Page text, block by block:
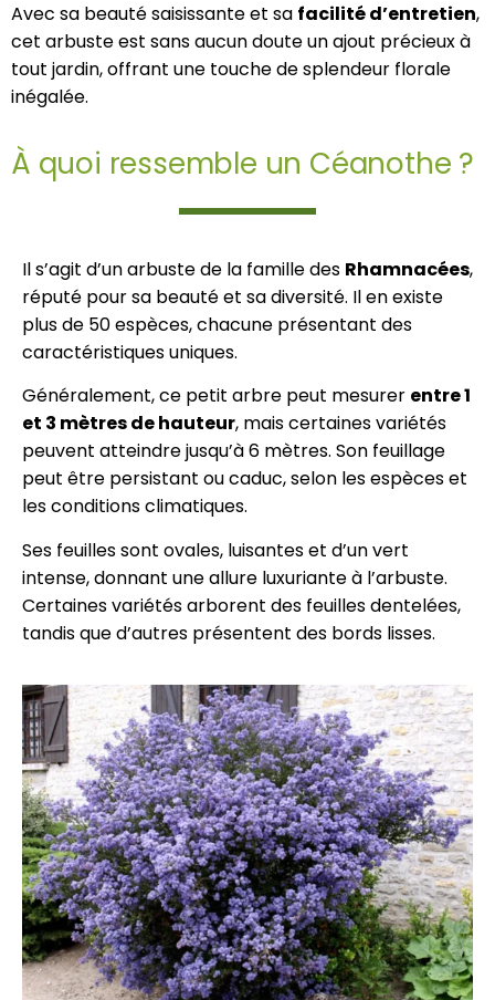
Avec sa beauté saisissante et sa facilité d’entretien,
cet arbuste est sans aucun doute un ajout précieux à
tout jardin, offrant une touche de splendeur florale
inégalée.
À quoi ressemble un Céanothe ?
Il s’agit d’un arbuste de la famille des Rhamnacées,
réputé pour sa beauté et sa diversité. Il en existe
plus de 50 espèces, chacune présentant des
caractéristiques uniques.
Généralement, ce petit arbre peut mesurer entre 1
et 3 mètres de hauteur, mais certaines variétés
peuvent atteindre jusqu’à 6 mètres. Son feuillage
peut être persistant ou caduc, selon les espèces et
les conditions climatiques.
Ses feuilles sont ovales, luisantes et d’un vert
intense, donnant une allure luxuriante à l’arbuste.
Certaines variétés arborent des feuilles dentelées,
tandis que d’autres présentent des bords lisses.